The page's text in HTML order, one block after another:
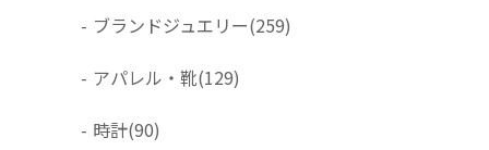
- ブランドジュエリー(259)
- アパレル・靴(129)
- 時計(90)